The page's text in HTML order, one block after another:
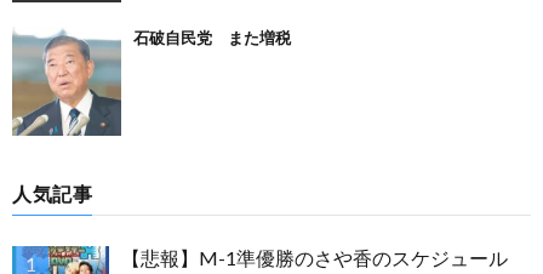
石破自民党 また増税
人気記事
【悲報】M-1準優勝のさや香のスケジュール